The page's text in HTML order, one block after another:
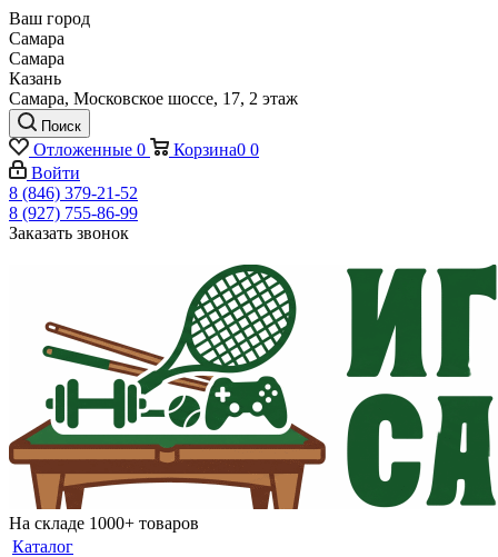
Ваш город
Самара
Самара
Казань
Самара, Московское шоссе, 17, 2 этаж
Поиск
Отложенные 0 Корзина0 0
Войти
8 (846) 379-21-52
8 (927) 755-86-99
Заказать звонок
На складе 1000+ товаров
Каталог